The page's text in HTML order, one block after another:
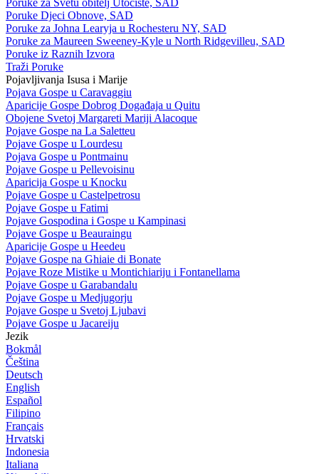
Poruke Djeci Obnove, SAD
Poruke za Johna Learyja u Rochesteru NY, SAD
Poruke za Maureen Sweeney-Kyle u North Ridgevilleu, SAD
Poruke iz Raznih Izvora
Traži Poruke
Pojavljivanja Isusa i Marije
Pojava Gospe u Caravaggiu
Aparicije Gospe Dobrog Događaja u Quitu
Obojene Svetoj Margareti Mariji Alacoque
Pojave Gospe na La Saletteu
Pojave Gospe u Lourdesu
Pojava Gospe u Pontmainu
Pojave Gospe u Pellevoisinu
Aparicija Gospe u Knocku
Pojave Gospe u Castelpetrosu
Pojave Gospe u Fatimi
Pojave Gospodina i Gospe u Kampinasi
Pojave Gospe u Beauraingu
Aparicije Gospe u Heedeu
Pojave Gospe na Ghiaie di Bonate
Pojave Roze Mistike u Montichiariju i Fontanellama
Pojave Gospe u Garabandalu
Pojave Gospe u Medjugorju
Pojave Gospe u Svetoj Ljubavi
Pojave Gospe u Jacareiju
Jezik
Bokmål
Čeština
Deutsch
English
Español
Filipino
Français
Hrvatski
Indonesia
Italiana